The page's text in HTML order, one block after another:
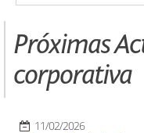
Próximas
corporativa
11/02/2026